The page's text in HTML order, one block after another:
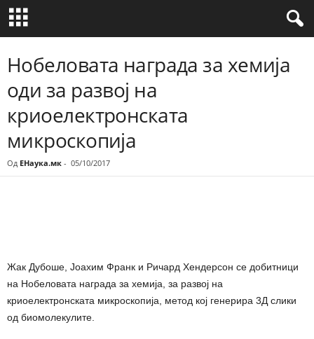
Нобеловата награда за хемија
оди за развој на
криоелектронската
микроскопија
Од ЕНаука.мк - 05/10/2017
Жак Дубоше, Јоахим Франк и Ричард Хендерсон се добитници
на Нобеловата награда за хемија, за развој на
криоелектронската микроскопија, метод кој генерира 3Д слики
од биомолекулите.